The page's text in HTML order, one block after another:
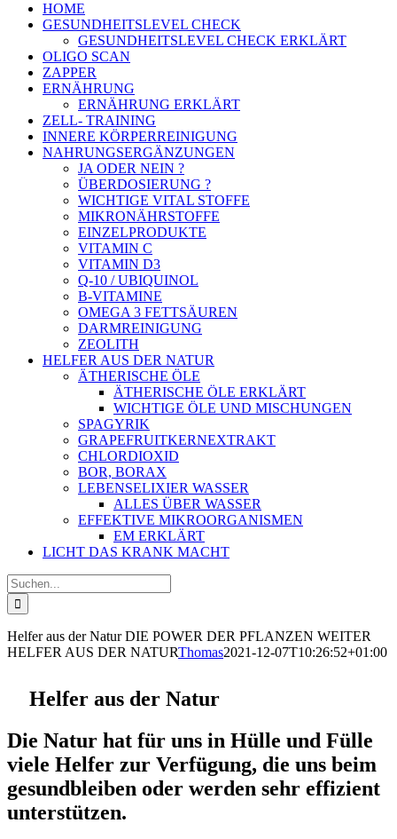
HOME
GESUNDHEITSLEVEL CHECK
GESUNDHEITSLEVEL CHECK ERKLÄRT
OLIGO SCAN
ZAPPER
ERNÄHRUNG
ERNÄHRUNG ERKLÄRT
ZELL- TRAINING
INNERE KÖRPERREINIGUNG
NAHRUNGSERGÄNZUNGEN
JA ODER NEIN ?
ÜBERDOSIERUNG ?
WICHTIGE VITAL STOFFE
MIKRONÄHRSTOFFE
EINZELPRODUKTE
VITAMIN C
VITAMIN D3
Q-10 / UBIQUINOL
B-VITAMINE
OMEGA 3 FETTSÄUREN
DARMREINIGUNG
ZEOLITH
HELFER AUS DER NATUR
ÄTHERISCHE ÖLE
ÄTHERISCHE ÖLE ERKLÄRT
WICHTIGE ÖLE UND MISCHUNGEN
SPAGYRIK
GRAPEFRUITKERNEXTRAKT
CHLORDIOXID
BOR, BORAX
LEBENSELIXIER WASSER
ALLES ÜBER WASSER
EFFEKTIVE MIKROORGANISMEN
EM ERKLÄRT
LICHT DAS KRANK MACHT
Suche
nach:
Helfer aus der Natur DIE POWER DER PFLANZEN WEITER
HELFER AUS DER NATURThomas2021-12-07T10:26:52+01:00
Helfer aus der Natur
Die Natur hat für uns in Hülle und Fülle
viele Helfer zur Verfügung, die uns beim
gesundbleiben oder werden sehr effizient
unterstützen.